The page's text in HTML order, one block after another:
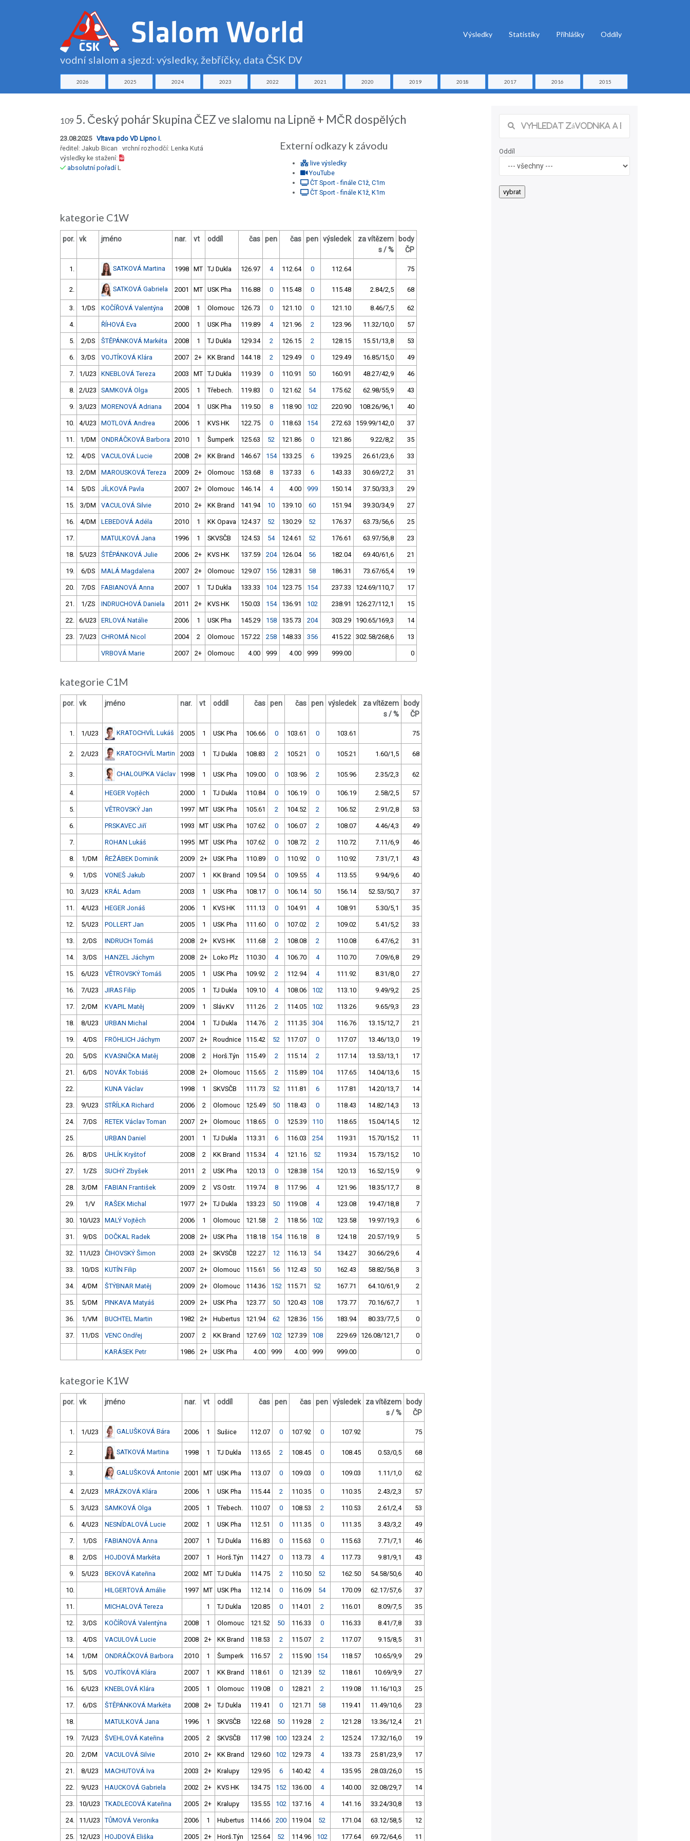
vodní slalom a sjezd: výsledky, žebříčky, data ČSK DV
Výsledky Statistiky Přihlášky Oddíly
2026 2025 2024 2023 2022 2021 2020 2019 2018 2017 2016 2015
109 5. Český pohár Skupina ČEZ ve slalomu na Lipně + MČR dospělých
23.08.2025 Vltava pdo VD Lipno I.
ředitel: Jakub Bican vrchní rozhodčí: Lenka Kutá
výsledky ke stažení:
absolutní pořadíL
Externí odkazy k závodu
live výsledky
YouTube
ČT Sport - finále C1ž, C1m
ČT Sport - finále K1ž, K1m
kategorie C1W
por. vk jméno nar. vt oddíl čas pen čas pen výsledek
za vítězem
s / %
body
ČP
1. SATKOVÁ Martina 1998 MT TJ Dukla 126.97 4 112.64 0 112.64 75
2. SATKOVÁ Gabriela 2001 MT USK Pha 116.88 0 115.48 0 115.48 2.84/2,5 68
3. 1/DS KOČÍŘOVÁ Valentýna 2008 1 Olomouc 126.73 0 121.10 0 121.10 8.46/7,5 62
4. ŘÍHOVÁ Eva 2000 1 USK Pha 119.89 4 121.96 2 123.96 11.32/10,0 57
5. 2/DS ŠTĚPÁNKOVÁ Markéta 2008 1 TJ Dukla 129.34 2 126.15 2 128.15 15.51/13,8 53
6. 3/DS VOJTÍKOVÁ Klára 2007 2+ KK Brand 144.18 2 129.49 0 129.49 16.85/15,0 49
7. 1/U23 KNEBLOVÁ Tereza 2003 MT TJ Dukla 119.39 0 110.91 50 160.91 48.27/42,9 46
8. 2/U23 SAMKOVÁ Olga 2005 1 Třebech. 119.83 0 121.62 54 175.62 62.98/55,9 43
9. 3/U23 MORENOVÁ Adriana 2004 1 USK Pha 119.50 8 118.90 102 220.90 108.26/96,1 40
10. 4/U23 MOTLOVÁ Andrea 2006 1 KVS HK 122.75 0 118.63 154 272.63 159.99/142,0 37
11. 1/DM ONDRÁČKOVÁ Barbora 2010 1 Šumperk 125.63 52 121.86 0 121.86 9.22/8,2 35
12. 4/DS VACULOVÁ Lucie 2008 2+ KK Brand 146.67 154 133.25 6 139.25 26.61/23,6 33
13. 2/DM MAROUSKOVÁ Tereza 2009 2+ Olomouc 153.68 8 137.33 6 143.33 30.69/27,2 31
14. 5/DS JÍLKOVÁ Pavla 2007 2+ Olomouc 146.14 4 4.00 999 150.14 37.50/33,3 29
15. 3/DM VACULOVÁ Silvie 2010 2+ KK Brand 141.94 10 139.10 60 151.94 39.30/34,9 27
16. 4/DM LEBEDOVÁ Adéla 2010 1 KK Opava 124.37 52 130.29 52 176.37 63.73/56,6 25
17. MATULKOVÁ Jana 1996 1 SKVSČB 124.53 54 124.61 52 176.61 63.97/56,8 23
18. 5/U23 ŠTĚPÁNKOVÁ Julie 2006 2+ KVS HK 137.59 204 126.04 56 182.04 69.40/61,6 21
19. 6/DS MALÁ Magdalena 2007 2+ Olomouc 129.07 156 128.31 58 186.31 73.67/65,4 19
20. 7/DS FABIANOVÁ Anna 2007 1 TJ Dukla 133.33 104 123.75 154 237.33 124.69/110,7 17
21. 1/ZS INDRUCHOVÁ Daniela 2011 2+ KVS HK 150.03 154 136.91 102 238.91 126.27/112,1 15
22. 6/U23 ERLOVÁ Natálie 2006 1 USK Pha 145.29 158 135.73 204 303.29 190.65/169,3 14
23. 7/U23 CHROMÁ Nicol 2004 2 Olomouc 157.22 258 148.33 356 415.22 302.58/268,6 13
VRBOVÁ Marie 2007 2+ Olomouc 4.00 999 4.00 999 999.00 0
kategorie C1M
por. vk jméno nar. vt oddíl čas pen čas pen výsledek
za vítězem
s / %
body
ČP
1. 1/U23 KRATOCHVÍL Lukáš 2005 1 USK Pha 106.66 0 103.61 0 103.61 75
2. 2/U23 KRATOCHVÍL Martin 2003 1 TJ Dukla 108.83 2 105.21 0 105.21 1.60/1,5 68
3. CHALOUPKA Václav 1998 1 USK Pha 109.00 0 103.96 2 105.96 2.35/2,3 62
4. HEGER Vojtěch 2000 1 TJ Dukla 110.84 0 106.19 0 106.19 2.58/2,5 57
5. VĚTROVSKÝ Jan 1997 MT USK Pha 105.61 2 104.52 2 106.52 2.91/2,8 53
6. PRSKAVEC Jiří 1993 MT USK Pha 107.62 0 106.07 2 108.07 4.46/4,3 49
7. ROHAN Lukáš 1995 MT USK Pha 107.62 0 108.72 2 110.72 7.11/6,9 46
8. 1/DM ŘEŽÁBEK Dominik 2009 2+ USK Pha 110.89 0 110.92 0 110.92 7.31/7,1 43
9. 1/DS VONEŠ Jakub 2007 1 KK Brand 109.54 0 109.55 4 113.55 9.94/9,6 40
10. 3/U23 KRÁL Adam 2003 1 USK Pha 108.17 0 106.14 50 156.14 52.53/50,7 37
11. 4/U23 HEGER Jonáš 2006 1 KVS HK 111.13 0 104.91 4 108.91 5.30/5,1 35
12. 5/U23 POLLERT Jan 2005 1 USK Pha 111.60 0 107.02 2 109.02 5.41/5,2 33
13. 2/DS INDRUCH Tomáš 2008 2+ KVS HK 111.68 2 108.08 2 110.08 6.47/6,2 31
14. 3/DS HANZEL Jáchym 2008 2+ Loko Plz 110.30 4 106.70 4 110.70 7.09/6,8 29
15. 6/U23 VĚTROVSKÝ Tomáš 2005 1 USK Pha 109.92 2 112.94 4 111.92 8.31/8,0 27
16. 7/U23 JIRAS Filip 2005 1 TJ Dukla 109.10 4 108.06 102 113.10 9.49/9,2 25
17. 2/DM KVAPIL Matěj 2009 1 Sláv.KV 111.26 2 114.05 102 113.26 9.65/9,3 23
18. 8/U23 URBAN Michal 2004 1 TJ Dukla 114.76 2 111.35 304 116.76 13.15/12,7 21
19. 4/DS FRÖHLICH Jáchym 2007 2+ Roudnice 115.42 52 117.07 0 117.07 13.46/13,0 19
20. 5/DS KVASNIČKA Matěj 2008 2 Horš.Týn 115.49 2 115.14 2 117.14 13.53/13,1 17
21. 6/DS NOVÁK Tobiáš 2008 2+ Olomouc 115.65 2 115.89 104 117.65 14.04/13,6 15
22. KUNA Václav 1998 1 SKVSČB 111.73 52 111.81 6 117.81 14.20/13,7 14
23. 9/U23 STŘÍLKA Richard 2006 2 Olomouc 125.49 50 118.43 0 118.43 14.82/14,3 13
24. 7/DS RETEK Václav Toman 2007 2+ Olomouc 118.65 0 125.39 110 118.65 15.04/14,5 12
25. URBAN Daniel 2001 1 TJ Dukla 113.31 6 116.03 254 119.31 15.70/15,2 11
26. 8/DS UHLÍK Kryštof 2008 2 KK Brand 115.34 4 121.16 52 119.34 15.73/15,2 10
27. 1/ZS SUCHÝ Zbyšek 2011 2 USK Pha 120.13 0 128.38 154 120.13 16.52/15,9 9
28. 3/DM FABIAN František 2009 2 VS Ostr. 119.74 8 117.96 4 121.96 18.35/17,7 8
29. 1/V RAŠEK Michal 1977 2+ TJ Dukla 133.23 50 119.08 4 123.08 19.47/18,8 7
30. 10/U23 MALÝ Vojtěch 2006 1 Olomouc 121.58 2 118.56 102 123.58 19.97/19,3 6
31. 9/DS DOČKAL Radek 2008 2+ USK Pha 118.18 154 116.18 8 124.18 20.57/19,9 5
32. 11/U23 ČIHOVSKÝ Šimon 2003 2+ SKVSČB 122.27 12 116.13 54 134.27 30.66/29,6 4
33. 10/DS KUTÍN Filip 2007 2+ Olomouc 115.61 56 112.43 50 162.43 58.82/56,8 3
34. 4/DM ŠTÝBNAR Matěj 2009 2+ Olomouc 114.36 152 115.71 52 167.71 64.10/61,9 2
35. 5/DM PINKAVA Matyáš 2009 2+ USK Pha 123.77 50 120.43 108 173.77 70.16/67,7 1
36. 1/VM BUCHTEL Martin 1982 2+ Hubertus 121.94 62 128.36 156 183.94 80.33/77,5 0
37. 11/DS VENC Ondřej 2007 2 KK Brand 127.69 102 127.39 108 229.69 126.08/121,7 0
KARÁSEK Petr 1986 2+ USK Pha 4.00 999 4.00 999 999.00 0
kategorie K1W
por. vk jméno nar. vt oddíl čas pen čas pen výsledek
za vítězem
s / %
body
ČP
1. 1/U23 GALUŠKOVÁ Bára 2006 1 Sušice 112.07 0 107.92 0 107.92 75
2. SATKOVÁ Martina 1998 1 TJ Dukla 113.65 2 108.45 0 108.45 0.53/0,5 68
3. GALUŠKOVÁ Antonie 2001 MT USK Pha 113.07 0 109.03 0 109.03 1.11/1,0 62
4. 2/U23 MRÁZKOVÁ Klára 2006 1 USK Pha 115.44 2 110.35 0 110.35 2.43/2,3 57
5. 3/U23 SAMKOVÁ Olga 2005 1 Třebech. 110.07 0 108.53 2 110.53 2.61/2,4 53
6. 4/U23 NESNÍDALOVÁ Lucie 2002 1 USK Pha 112.51 0 111.35 0 111.35 3.43/3,2 49
7. 1/DS FABIANOVÁ Anna 2007 1 TJ Dukla 116.83 0 115.63 0 115.63 7.71/7,1 46
8. 2/DS HOJDOVÁ Markéta 2007 1 Horš.Týn 114.27 0 113.73 4 117.73 9.81/9,1 43
9. 5/U23 BEKOVÁ Kateřina 2002 MT TJ Dukla 114.75 2 110.50 52 162.50 54.58/50,6 40
10. HILGERTOVÁ Amálie 1997 MT USK Pha 112.14 0 116.09 54 170.09 62.17/57,6 37
11. MICHALOVÁ Tereza 1 TJ Dukla 120.85 0 114.01 2 116.01 8.09/7,5 35
12. 3/DS KOČÍŘOVÁ Valentýna 2008 1 Olomouc 121.52 50 116.33 0 116.33 8.41/7,8 33
13. 4/DS VACULOVÁ Lucie 2008 2+ KK Brand 118.53 2 115.07 2 117.07 9.15/8,5 31
14. 1/DM ONDRÁČKOVÁ Barbora 2010 1 Šumperk 116.57 2 115.90 154 118.57 10.65/9,9 29
15. 5/DS VOJTÍKOVÁ Klára 2007 1 KK Brand 118.61 0 121.39 52 118.61 10.69/9,9 27
16. 6/U23 KNEBLOVÁ Klára 2005 1 Olomouc 119.08 0 128.21 2 119.08 11.16/10,3 25
17. 6/DS ŠTĚPÁNKOVÁ Markéta 2008 2+ TJ Dukla 119.41 0 121.71 58 119.41 11.49/10,6 23
18. MATULKOVÁ Jana 1996 1 SKVSČB 122.68 50 119.28 2 121.28 13.36/12,4 21
19. 7/U23 ŠVEHLOVÁ Kateřina 2005 2 SKVSČB 117.98 100 123.24 2 125.24 17.32/16,0 19
20. 2/DM VACULOVÁ Silvie 2010 2+ KK Brand 129.60 102 129.73 4 133.73 25.81/23,9 17
21. 8/U23 MACHUTOVÁ Iva 2003 2+ Kralupy 129.95 6 140.42 4 135.95 28.03/26,0 15
22. 9/U23 HAUCKOVÁ Gabriela 2002 2+ KVS HK 134.75 152 136.00 4 140.00 32.08/29,7 14
23. 10/U23 TKADLECOVÁ Kateřina 2005 2+ Kralupy 135.55 102 137.16 4 141.16 33.24/30,8 13
24. 11/U23 TŮMOVÁ Veronika 2006 1 Hubertus 114.66 200 119.04 52 171.04 63.12/58,5 12
25. 12/U23 HOJDOVÁ Eliška 2005 2+ Horš.Týn 125.64 52 114.96 102 177.64 69.72/64,6 11
Oddíl